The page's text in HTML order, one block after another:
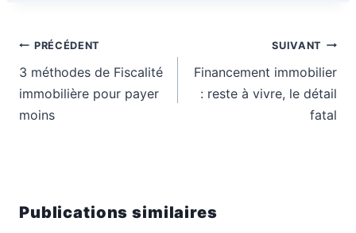
Navigation
de
l’article
PRÉCÉDENT
3 méthodes de Fiscalité
immobilière pour payer
moins
SUIVANT
Financement immobilier
: reste à vivre, le détail
fatal
Publications similaires